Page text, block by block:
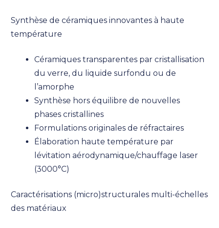
Synthèse de céramiques innovantes à haute
température
Céramiques transparentes par cristallisation
du verre, du liquide surfondu ou de
l’amorphe
Synthèse hors équilibre de nouvelles
phases cristallines
Formulations originales de réfractaires
Élaboration haute température par
lévitation aérodynamique/chauffage laser
(3000°C)
Caractérisations (micro)structurales multi-échelles
des matériaux